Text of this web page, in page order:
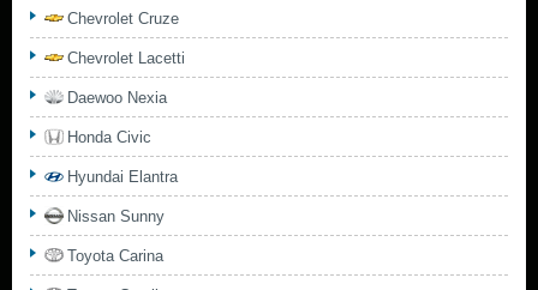
Chevrolet Cruze
Chevrolet Lacetti
Daewoo Nexia
Honda Civic
Hyundai Elantra
Nissan Sunny
Toyota Carina